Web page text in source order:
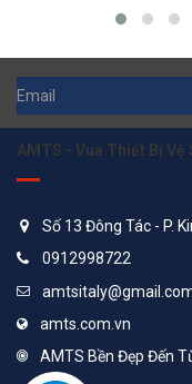
AMTS - Vua Thiết Bị Vệ
Số 13 Đông Tác - P.
0912998722
amts.com.vn
AMTS Bền Đẹp Đến